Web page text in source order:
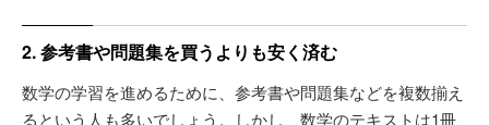
2. 参考書や問題集を買うよりも安く済む
数学の学習を進めるために、参考書や問題集などを複数揃え
るという人も多いでしょう。しかし、数学のテキストは1冊